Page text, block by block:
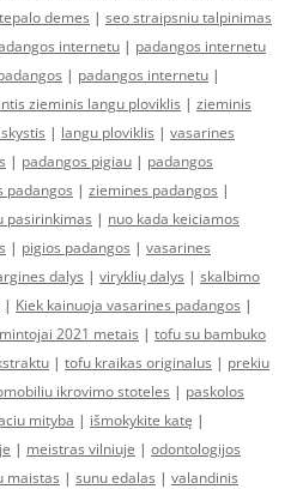
demes | seo straipsniu talpinimas
internetu | padangos internetu
| padangos internetu |
zieminis langu ploviklis | zieminis
| langu ploviklis | vasarines
| padangos pigiau | padangos
padangos | ziemines padangos |
pasirinkimas | nuo kada keiciamos
| pigios padangos | vasarines
dalys | viryklių dalys | skalbimo
| Kiek kainuoja vasarines padangos |
2021 metais | tofu su bambuko
| tofu kraikas originalus | prekiu
ikrovimo stoteles | paskolos
mityba | išmokykite katę |
| meistras vilniuje | odontologijos
maistas | sunu edalas | valandinis